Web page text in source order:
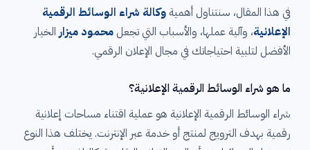
في هذا المقال، سنتناول أهمية وكالة شراء الوسائط الرقمية
الإعلانية، وآلية عملها، والأسباب التي تجعل محمود ميزارالخيار
الأفضل لتلبية احتياجاتك في مجال الإعلان الرقمي.
ما هو شراء الوسائط الرقمية الإعلانية؟
شراء الوسائط الرقمية الإعلانية هو عملية اقتناء مساحات إعلانية
رقمية بهدف الترويج لمنتج أو خدمة عبر الإنترنت. يختلف هذا النوع